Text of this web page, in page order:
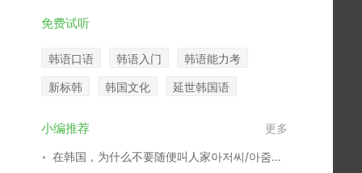
免费试听
韩语口语 韩语入门 韩语能力考
新标韩 韩国文化 延世韩国语
小编推荐 更多
在韩国，为什么不要随便叫人家아저씨/아줌아？